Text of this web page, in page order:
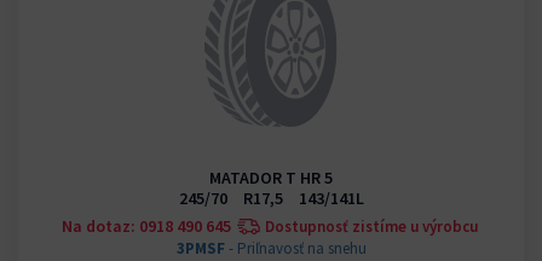
MATADOR T HR 5
245/70 R17,5 143/141L
Na dotaz: 0918 490 645
Dostupnosť zistíme u výrobcu
3PMSF- Priľnavosť na snehu